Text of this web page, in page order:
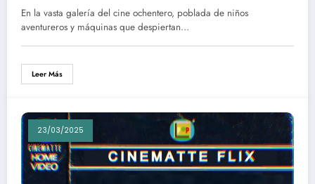
En la vasta galería del cine ochentero, poblada de niños
aventureros y máquinas que despiertan…
Leer Más
23/03/2025